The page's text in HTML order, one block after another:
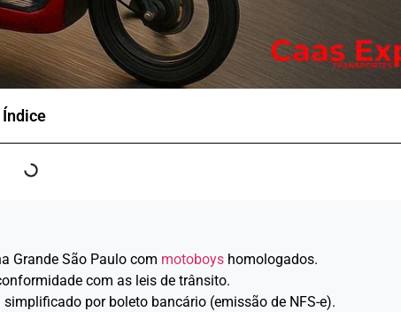
Índice
Grande São Paulo com motoboys homologados.
com as leis de trânsito.
por boleto bancário (emissão de NFS-e).